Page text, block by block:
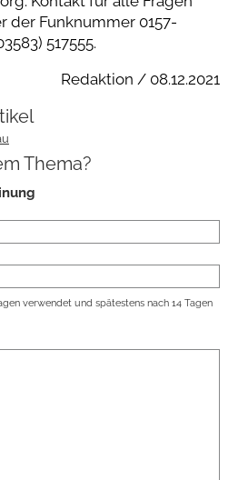
der Funknummer 0157-
517555.
Redaktion / 08.12.2021
Thema?
verwendet und spätestens nach 14 Tagen